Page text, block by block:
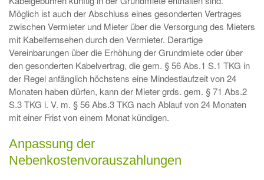
Möglich ist auch der Abschluss eines gesonderten Vertrages
zwischen Vermieter und Mieter über die Versorgung des Mieters
mit Kabelfernsehen durch den Vermieter. Derartige
Vereinbarungen über die Erhöhung der Grundmiete oder über
den gesonderten Kabelvertrag, die gem. § 56 Abs.1 S.1 TKG in
der Regel anfänglich höchstens eine Mindestlaufzeit von 24
Monaten haben dürfen, kann der Mieter grds. gem. § 71 Abs.2
S.3 TKG i. V. m. § 56 Abs.3 TKG nach Ablauf von 24 Monaten
mit einer Frist von einem Monat kündigen.
Anpassung der
Nebenkostenvorauszahlungen